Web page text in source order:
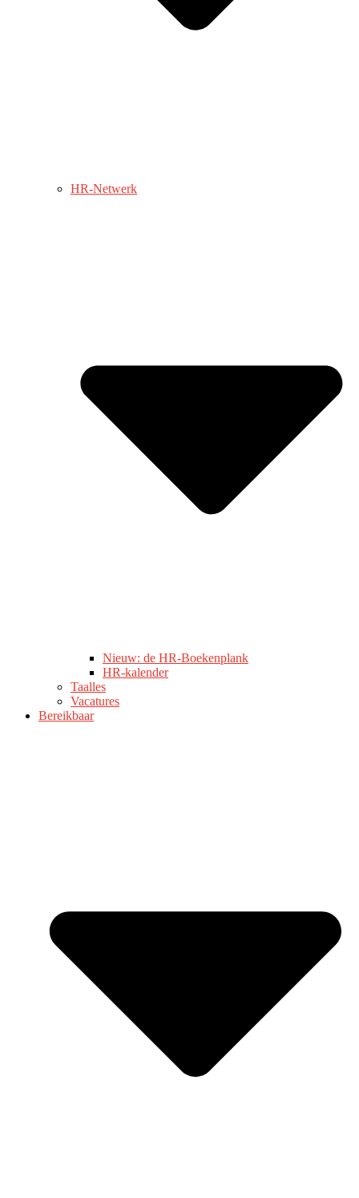
HR-Netwerk
Nieuw: de HR-Boekenplank
HR-kalender
Taalles
Vacatures
Bereikbaar